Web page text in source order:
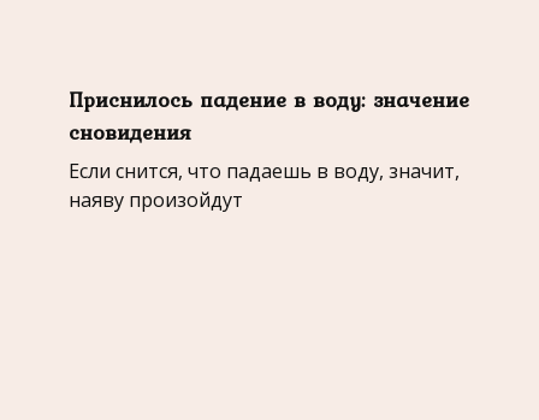
Приснилось падение в воду: значение
сновидения
Если снится, что падаешь в воду, значит,
наяву произойдут